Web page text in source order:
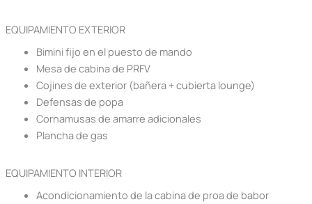
EQUIPAMIENTO EXTERIOR
Bimini fijo en el puesto de mando
Mesa de cabina de PRFV
Cojines de exterior (bañera + cubierta lounge)
Defensas de popa
Cornamusas de amarre adicionales
Plancha de gas
EQUIPAMIENTO INTERIOR
Acondicionamiento de la cabina de proa de babor